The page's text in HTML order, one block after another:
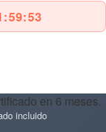
en 6 meses.
incluido